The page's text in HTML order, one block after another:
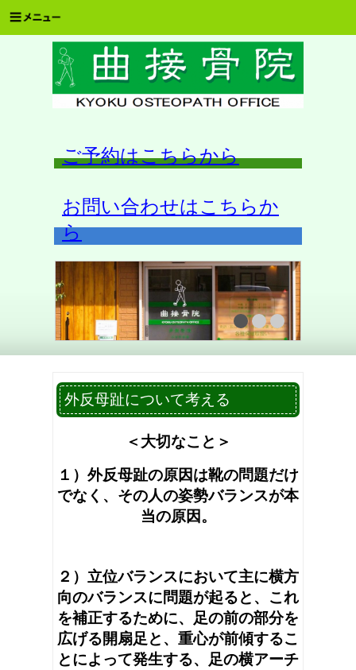
ご予約はこちらから
お問い合わせはこちらか
ら
外反母趾について考える
＜大切なこと＞
１）外反母趾の原因は靴の問題だけ
でなく、その人の姿勢バランスが本
当の原因。
２）立位バランスにおいて主に横方
向のバランスに問題が起ると、これ
を補正するために、足の前の部分を
広げる開扇足と、重心が前傾するこ
とによって発生する、足の横アーチ